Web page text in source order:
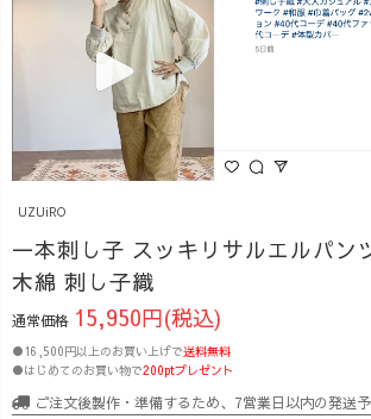
UZUiRO
一本刺し子 スッキリサルエルパ
木綿 刺し子織
通常価格 15,950円(税込)
●16,500円以上のお買い上げで送料無料
●はじめてのお買い物で200ptプレゼント
ご注文後製作・準備するため、7営業日以内の発送予